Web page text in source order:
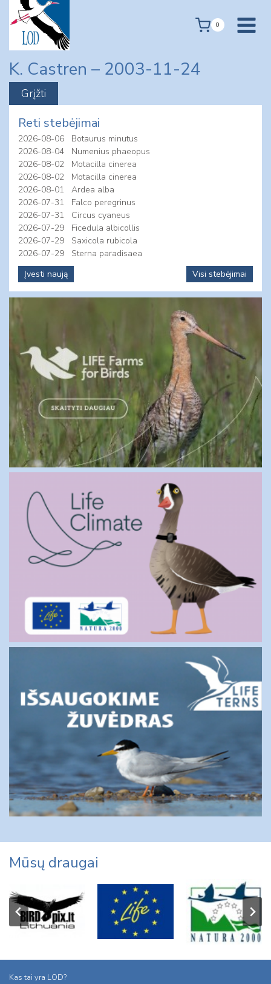
content
0
K. Castren – 2003-11-24
Reti stebėjimai
2026-08-06
Botaurus minutus
2026-08-04
Numenius phaeopus
2026-08-02
Motacilla cinerea
2026-08-02
Motacilla cinerea
2026-08-01
Ardea alba
2026-07-31
Falco peregrinus
2026-07-31
Circus cyaneus
2026-07-29
Ficedula albicollis
2026-07-29
Saxicola rubicola
2026-07-29
Sterna paradisaea
Įvesti naują
Visi stebėjimai
Mūsų draugai
Kas tai yra LOD?